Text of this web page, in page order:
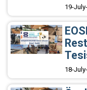
19-
18-